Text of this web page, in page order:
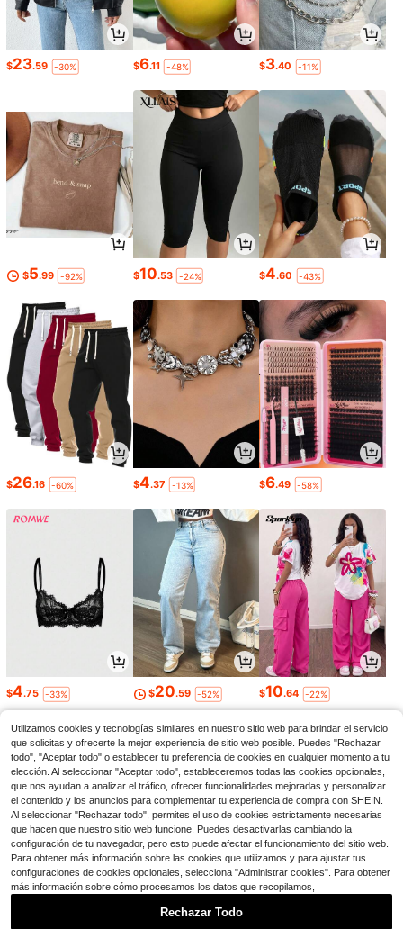
$23.59 -30% $6.11 -48% $3.40 -11%
$5.99 -92% $10.53 -24% $4.60 -43%
$26.16 -60% $4.37 -13% $6.49 -58%
$4.75 -33% $20.59 -52% $10.64 -22%
Utilizamos cookies y tecnologías similares en nuestro sitio web para brindar el servicio
que solicitas y ofrecerte la mejor experiencia de sitio web posible. Puedes "Rechazar
todo", "Aceptar todo" o establecer tu preferencia de cookies en cualquier momento a tu
elección. Al seleccionar "Aceptar todo", estableceremos todas las cookies opcionales,
que nos ayudan a analizar el tráfico, ofrecer funcionalidades mejoradas y personalizar
el contenido y los anuncios para complementar tu experiencia de compra con SHEIN.
Al seleccionar "Rechazar todo", permites el uso de cookies estrictamente necesarias
que hacen que nuestro sitio web funcione. Puedes desactivarlas cambiando la
configuración de tu navegador, pero esto puede afectar el funcionamiento del sitio web.
Para obtener más información sobre las cookies que utilizamos y para ajustar tus
configuraciones de cookies opcionales, selecciona "Administrar cookies". Para obtener
más información sobre cómo procesamos los datos que recopilamos,
Rechazar Todo